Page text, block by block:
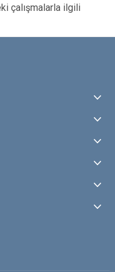
çalışmalarla ilgili